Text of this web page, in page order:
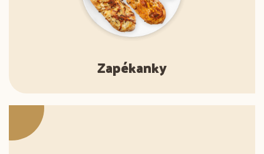
Zapékanky